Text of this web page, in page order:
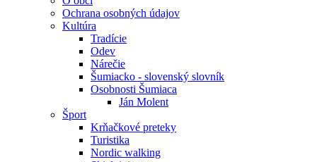
Ochrana osobných údajov
Kultúra
Tradície
Odev
Nárečie
Šumiacko - slovenský slovník
Osobnosti Šumiaca
Ján Molent
Šport
Krňačkové preteky
Turistika
Nordic walking